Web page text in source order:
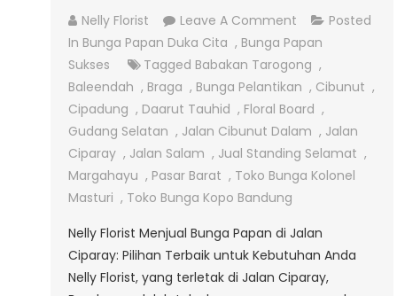
Nelly Florist Leave A Comment On
Jual
Bunga
Papan
Di
Jalan
Ciparay
Posted
In Bunga Papan Duka Cita , Bunga Papan
Sukses
Tagged Babakan Tarogong ,
Baleendah , Braga , Bunga Pelantikan , Cibunut ,
Cipadung , Daarut Tauhid , Floral Board ,
Gudang Selatan , Jalan Cibunut Dalam , Jalan
Ciparay , Jalan Salam , Jual Standing Selamat ,
Margahayu , Pasar Barat , Toko Bunga Kolonel
Masturi , Toko Bunga Kopo Bandung
Nelly Florist Menjual Bunga Papan di Jalan
Ciparay: Pilihan Terbaik untuk Kebutuhan Anda
Nelly Florist, yang terletak di Jalan Ciparay,